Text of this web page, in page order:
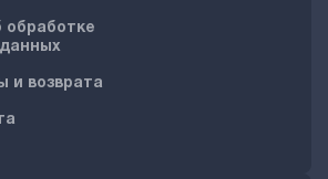
обработке
и возврата